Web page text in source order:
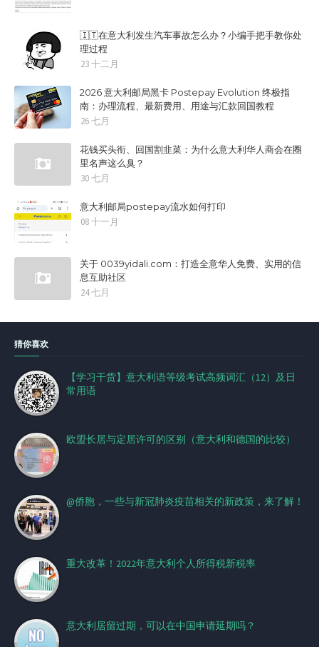
🇮🇹在意大利发生汽车事故怎么办？小编手把手教你处
理过程
23 十二月
2026 意大利邮局黑卡 Postepay Evolution 终极指
南：办理流程、最新费用、用途与汇款回国教程
26 七月
花钱买头衔、回国割韭菜：为什么意大利华人商会在圈
里名声这么臭？
30 七月
意大利邮局postepay流水如何打印
08 十一月
关于 0039yidali.com：打造全意华人免费、实用的信
息互助社区
24 七月
猜你喜欢
【学习干货】意大利语等级考试高频词汇（12）及日
常用语
欧盟长居与定居许可的区别（意大利和德国的比较）
@侨胞，一些与新冠肺炎疫苗相关的新政策，来了解！
重大改革！2022年意大利个人所得税新税率
意大利居留过期，可以在中国申请延期吗？